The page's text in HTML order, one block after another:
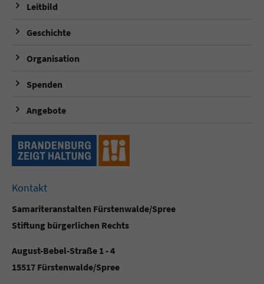
Leitbild
Geschichte
Organisation
Spenden
Angebote
Kontakt
Samariteranstalten Fürstenwalde/Spree
Stiftung bürgerlichen Rechts
August-Bebel-Straße 1 - 4
15517 Fürstenwalde/Spree